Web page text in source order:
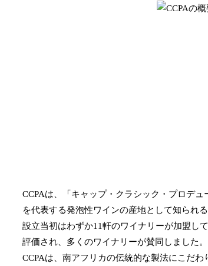
CCPAは、「キャップ・クラシック・プロデュ
を代表する発泡性ワインの産地として知られ
設立当初はわずか11軒のワイナリーが加盟し
評価され、多くのワイナリーが賛同しました。
CCPAは、南アフリカの伝統的な製法にこだ